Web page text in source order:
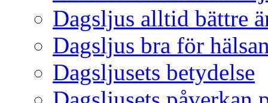
Dagsljus alltid bättre
Dagsljus bra för
Dagsljusets betydelse